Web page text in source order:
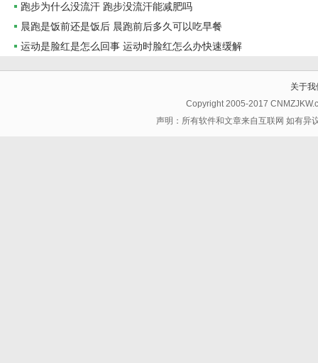
跑步为什么没流汗 跑步没流汗能减肥吗
晨跑是饭前还是饭后 晨跑前后多久可以吃早餐
运动是脸红是怎么回事 运动时脸红怎么办快速缓解
关于我
Copyright 2005-2017
声明：所有软件和文章来自互联网 如有异